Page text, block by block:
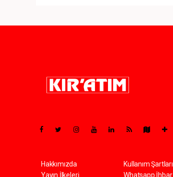
Hakkımızda
Yayın İlkeleri
Kullanım Şartları
Whatsapp İhbar